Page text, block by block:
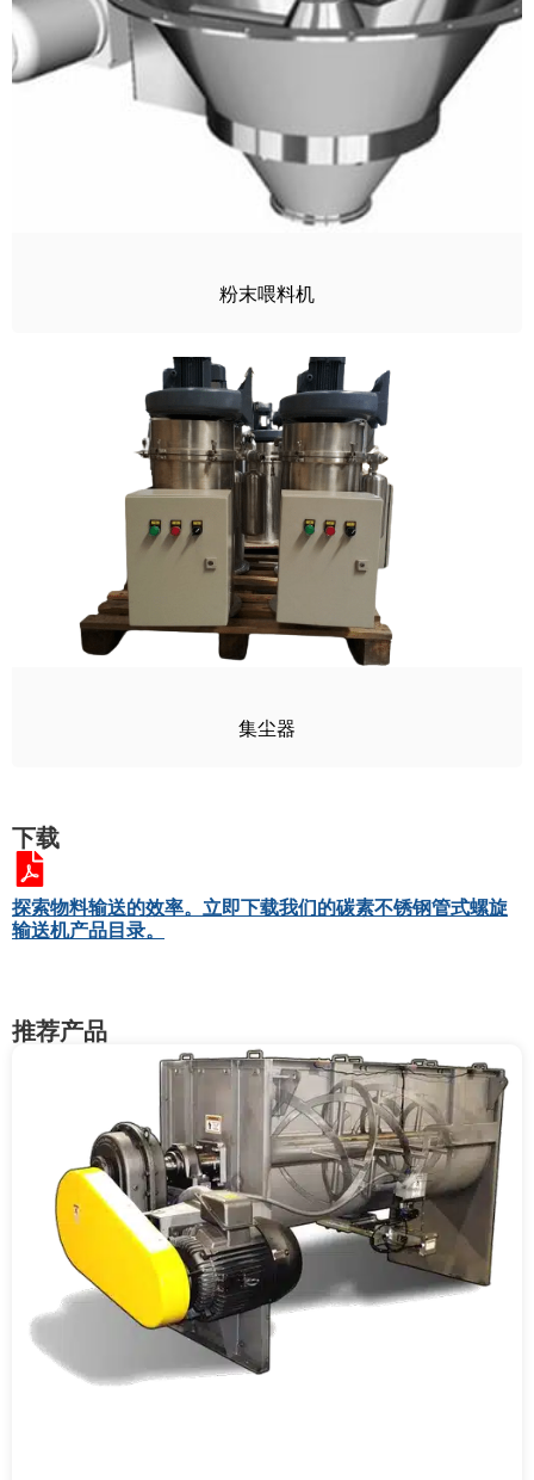
粉末喂料机
集尘器
下载
探索物料输送的效率。立即下载我们的碳素不锈钢管式螺旋
输送机产品目录。
推荐产品